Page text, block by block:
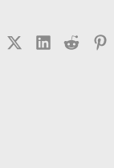
FacebookX (Twitter)
LinkedIn
Reddit